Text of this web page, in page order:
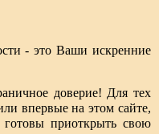
- это Ваши искренние
доверие! Для тех
впервые на этом сайте,
приоткрыть свою